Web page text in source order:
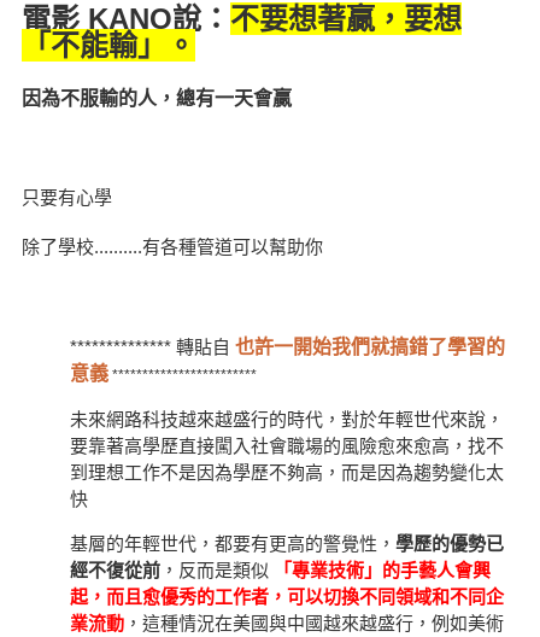
電影 KANO說： 不要想著贏，要想
「不能輸」。
因為不服輸的人，總有一天會贏
只要有心學
除了學校..........有各種管道可以幫助你
************** 轉貼自 也許一開始我們就搞錯了學習的
意義************************
未來網路科技越來越盛行的時代，對於年輕世代來說，
要靠著高學歷直接闖入社會職場的風險愈來愈高，找不
到理想工作不是因為學歷不夠高，而是因為趨勢變化太
快
基層的年輕世代，都要有更高的警覺性， 學歷的優勢已
經不復從前，反而是類似 「專業技術」的手藝人會興
起，而且愈優秀的工作者，可以切換不同領域和不同企
業流動，這種情況在美國與中國越來越盛行，例如美術